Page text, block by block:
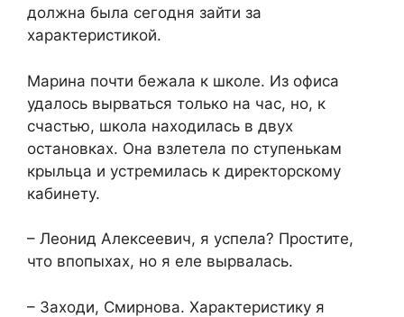
должна была сегодня зайти за
характеристикой.
Марина почти бежала к школе. Из офиса
удалось вырваться только на час, но, к
счастью, школа находилась в двух
остановках. Она взлетела по ступенькам
крыльца и устремилась к директорскому
кабинету.
– Леонид Алексеевич, я успела? Простите,
что впопыхах, но я еле вырвалась.
– Заходи, Смирнова. Характеристику я